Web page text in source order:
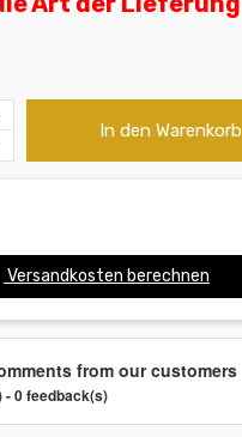
In den Warenkorb
Versandkosten berechnen
from our customers
- 0 feedback(s)